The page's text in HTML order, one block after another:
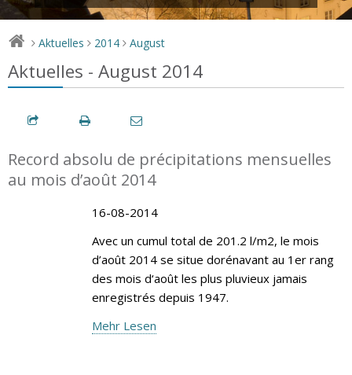
> Aktuelles > 2014 > August
Aktuelles - August 2014
Record absolu de précipitations mensuelles
au mois d’août 2014
16-08-2014
Avec un cumul total de 201.2 l/m2, le mois
d’août 2014 se situe dorénavant au 1er rang
des mois d‘août les plus pluvieux jamais
enregistrés depuis 1947.
Mehr Lesen